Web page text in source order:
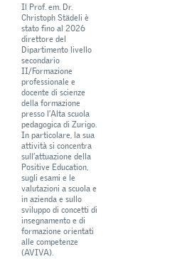
Il Prof. em. Dr.
Christoph Städeli è
stato fino al 2026
direttore del
Dipartimento livello
secondario
II/Formazione
professionale e
docente di scienze
della formazione
presso l’Alta scuola
pedagogica di Zurigo.
In particolare, la sua
attività si concentra
sull’attuazione della
Positive Education,
sugli esami e le
valutazioni a scuola e
in azienda e sullo
sviluppo di concetti di
insegnamento e di
formazione orientati
alle competenze
(AVIVA).